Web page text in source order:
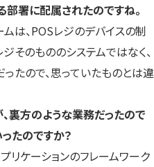
部署に配属されたのですね。
は、POSレジのデバイスの制
そのもののシステムではなく、
たので、思っていたものとは違
裏方のような業務だったので
たのですか？
リケーションのフレームワーク